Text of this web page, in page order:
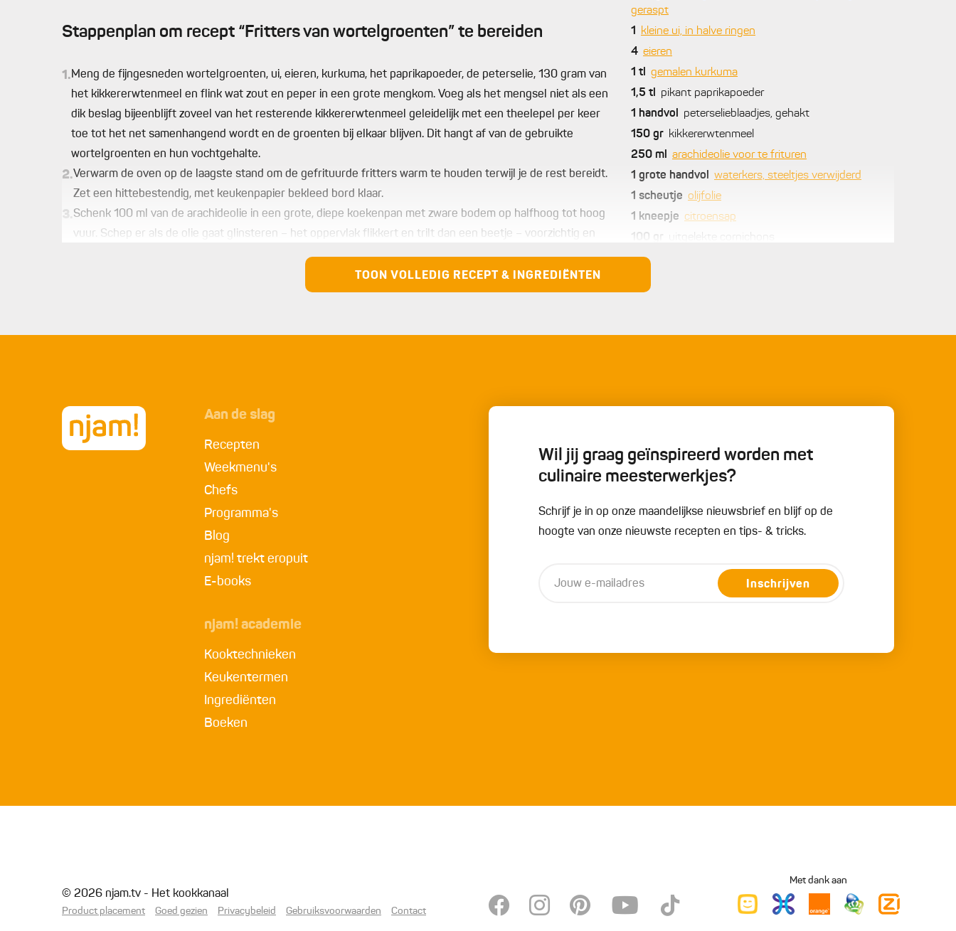
geraspt
1
kleine ui, in halve ringen
4 eieren
1 tl
gemalen kurkuma
1,5 tl
pikant paprikapoeder
1 handvol
peterselieblaadjes, gehakt
150 gr kikkererwtenmeel
250 ml
arachideolie voor te frituren
1 grote handvol waterkers, steeltjes verwijderd
1 scheutje olijfolie
1 kneepje citroensap
100
peper - zout
Stappenplan om recept “Fritters van wortelgroenten” te bereiden
1.Meng de fijngesneden wortelgroenten, ui, eieren, kurkuma, het paprikapoeder, de peterselie, 130 gram van
het kikkererwtenmeel en flink wat zout en peper in een grote mengkom. Voeg als het mengsel niet als een
dik beslag bijeenblijft zoveel van het resterende kikkererwtenmeel geleidelijk met een theelepel per keer
toe tot het net samenhangend wordt en de groenten bij elkaar blijven. Dit hangt af van de gebruikte
wortelgroenten en hun vochtgehalte.
2.Verwarm de oven op de laagste stand om de gefrituurde fritters warm te houden terwijl je de rest bereidt.
Zet een hittebestendig, met keukenpapier bekleed bord klaar.
3. Schenk 100 ml van de arachideolie in een grote, diepe koekenpan met zware bodem op halfhoog tot hoog
vuur. Schep er als de olie gaat glinsteren – het oppervlak flikkert en trilt dan een beetje – voorzichtig en
Frituur ze 2-3 minuten per kant, maar keer ze halverwege wel voorzichtig, tot ze rondom goudbruin en
aluminiumfolie en houd ze warm in de oven. Herhaal het frituren en uitlekken minstens twee keer tot het
met dragon & cornichons of een soortgelijke aioli-achtige saus.
TOON VOLLEDIG RECEPT & INGREDIËNTEN
Aan de slag
Recepten
Weekmenu's
Chefs
Programma's
Blog
njam! trekt eropuit
E-books
njam! academie
Kooktechnieken
Keukentermen
Ingrediënten
Boeken
Wil jij graag geïnspireerd worden met
culinaire meesterwerkjes?
Schrijf je in op onze maandelijkse nieuwsbrief en blijf op de
hoogte van onze nieuwste recepten en tips- & tricks.
Inschrijven
© 2026 njam.tv - Het kookkanaal
Product placement Goed gezien Privacybeleid Gebruiksvoorwaarden Contact
Met dank aan